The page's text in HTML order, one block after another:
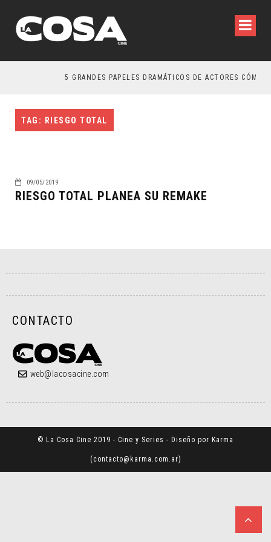
5 GRANDES PAPELES DRAMÁTICOS DE ACTORES CÓMICOS
TAG: RIESGO TOTAL
09/05/2019
RIESGO TOTAL PLANEA SU REMAKE
CONTACTO
web@lacosacine.com
© La Cosa Cine 2019 - Cine y Series - Diseño por Karma
(contacto@karma.com.ar)